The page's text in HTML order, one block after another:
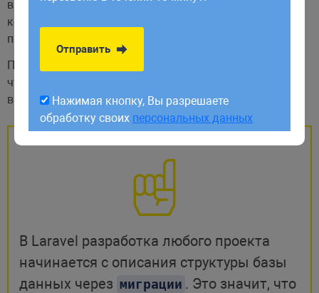
выложить на хостинг. Получив файл, другие участники
команды выполнят
применит полученные
При этом
что-то пошло не так. А можно вообще вернуть проект
в исходную точку и начать работу заново.
В Laravel разработка любого проекта
начинается с описания структуры базы
данных через миграции . Это значит, что
обработку своихперсональных данных
Отправить
Нажимая кнопку, Вы разрешаете
обработку своих персональных данных